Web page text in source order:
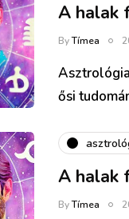
A halak
ByTímea
ősi
A halak
ByTímea